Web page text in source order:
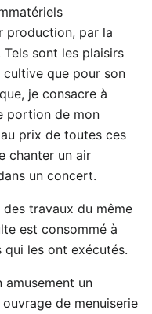
production, par la
sont les plaisirs
que pour son
je consacre à
portion de mon
prix de toutes ces
chanter un air
un concert.
des travaux du même
est consommé à
qui les ont exécutés.
amusement un
de menuiserie